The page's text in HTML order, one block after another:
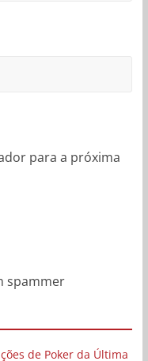
para a próxima
spammer
de Poker da Última